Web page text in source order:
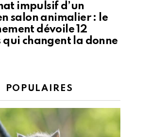
impulsif d’un
salon animalier : le
dévoile 12
qui changent la donne
POPULAIRES